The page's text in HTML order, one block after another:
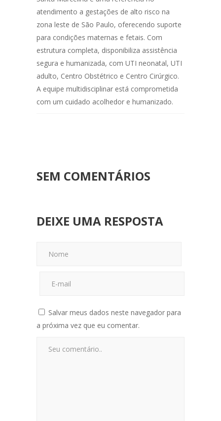
atendimento a gestações de alto risco na
zona leste de São Paulo, oferecendo suporte
para condições maternas e fetais. Com
estrutura completa, disponibiliza assistência
segura e humanizada, com UTI neonatal, UTI
adulto, Centro Obstétrico e Centro Cirúrgico.
A equipe multidisciplinar está comprometida
com um cuidado acolhedor e humanizado.
SEM COMENTÁRIOS
DEIXE UMA RESPOSTA
Salvar meus dados neste navegador para
a próxima vez que eu comentar.